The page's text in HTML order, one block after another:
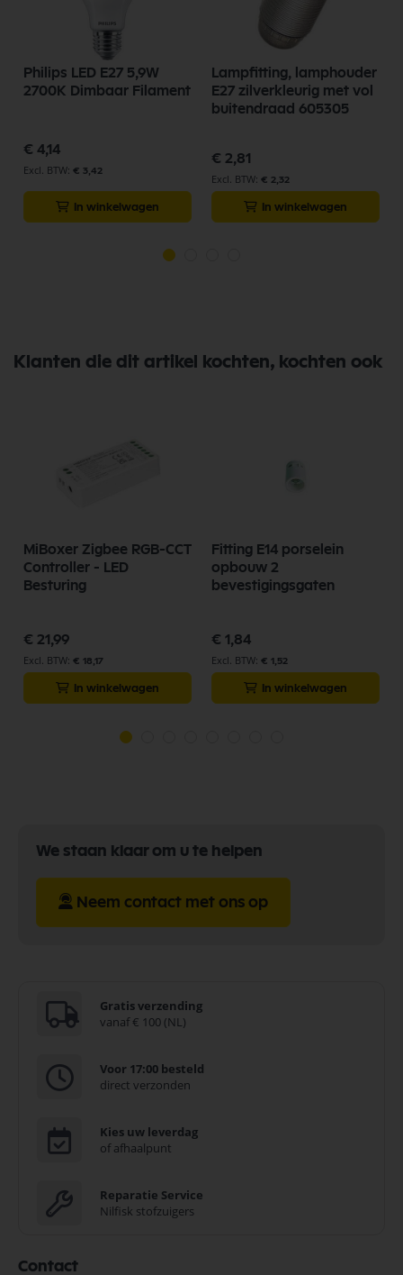
Philips LED E27 5,9W
2700K Dimbaar Filament
€ 4,14
€ 3,42
In winkelwagen
Lampfitting, lamphouder
E27 zilverkleurig met vol
buitendraad 605305
€ 2,81
€ 2,32
In winkelwagen
Klanten die dit artikel kochten, kochten ook
MiBoxer Zigbee RGB-CCT
Controller - LED
Besturing
€ 21,99
€ 18,17
In winkelwagen
Fitting E14 porselein
opbouw 2
bevestigingsgaten
€ 1,84
€ 1,52
In winkelwagen
We staan klaar om u te helpen
Neem contact met ons op
Gratis verzending
vanaf € 100 (NL)
Voor 17:00 besteld
direct verzonden
Kies uw leverdag
of afhaalpunt
Reparatie Service
Nilfisk stofzuigers
Contact